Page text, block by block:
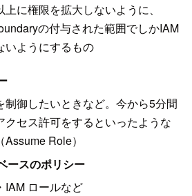
に権限を拡大しないように、
の付与された範囲でしかIAM
いようにするもの
制御したいときなど。今から5分間
クセス許可をするといったような
Role）
ースのポリシー
IAM ロールなど